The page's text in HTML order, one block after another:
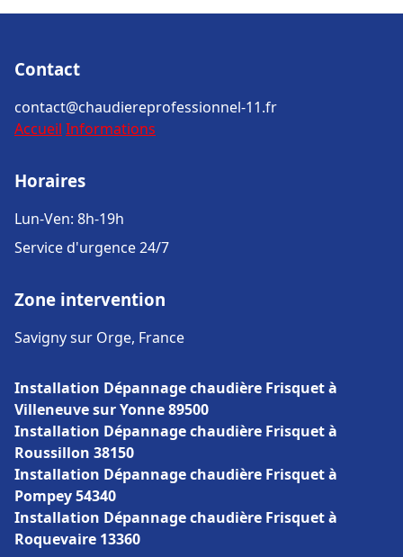
Contact
contact@chaudiereprofessionnel-11.fr
Accueil Informations
Horaires
Lun-Ven: 8h-19h
Service d'urgence 24/7
Zone intervention
Savigny sur Orge, France
Installation Dépannage chaudière Frisquet à
Villeneuve sur Yonne 89500
Installation Dépannage chaudière Frisquet à
Roussillon 38150
Installation Dépannage chaudière Frisquet à
Pompey 54340
Installation Dépannage chaudière Frisquet à
Roquevaire 13360